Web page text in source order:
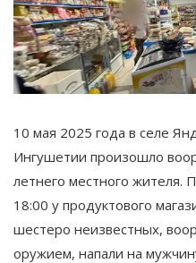
10 мая 2025 года в селе
Ингушетии произошло
летнего местного жителя.
18:00 у продуктового
шестеро неизвестных,
оружием, напали на